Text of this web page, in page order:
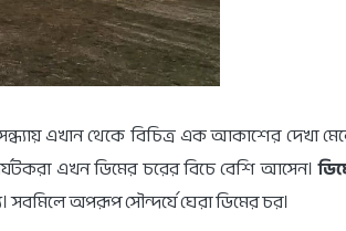
এখান থেকে বিচিত্র এক আকাশের দেখা
এখন ডিমের চরের বিচে বেশি আসেন।
সবমিলে অপরূপ সৌন্দর্যে ঘেরা ডিমের চর।